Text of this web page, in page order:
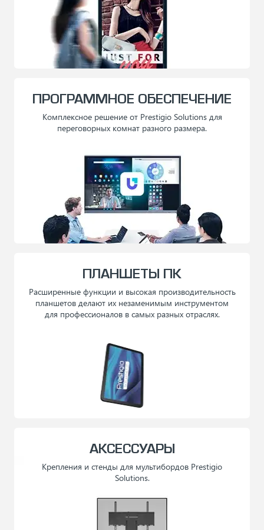
ПРОГРАММНОЕ ОБЕСПЕЧЕНИЕ
Комплексное решение от Prestigio Solutions для
переговорных комнат разного размера.
ПЛАНШЕТЫ ПК
Расширенные функции и высокая производительность
планшетов делают их незаменимым инструментом
для профессионалов в самых разных отраслях.
АКСЕССУАРЫ
Крепления и стенды для мультибордов Prestigio
Solutions.